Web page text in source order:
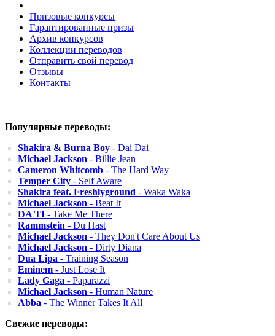
Призовые конкурсы
Гарантированные призы
Архив конкурсов
Коллекции переводов
Отправить свой перевод
Отзывы
Контакты
Популярные переводы:
Shakira & Burna Boy - Dai Dai
Michael Jackson - Billie Jean
Cameron Whitcomb - The Hard Way
Temper City - Self Aware
Shakira feat. Freshlyground - Waka Waka
Michael Jackson - Beat It
DA TI - Take Me There
Rammstein - Du Hast
Michael Jackson - They Don't Care About Us
Michael Jackson - Dirty Diana
Dua Lipa - Training Season
Eminem - Just Lose It
Lady Gaga - Paparazzi
Michael Jackson - Human Nature
Abba - The Winner Takes It All
Свежие переводы: